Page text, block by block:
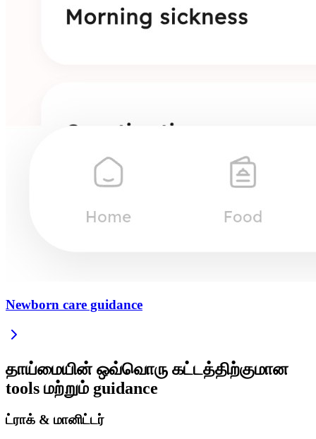
Newborn care guidance
தாய்மையின் ஒவ்வொரு கட்டத்திற்குமான
tools மற்றும் guidance
ட்ராக் & மானிட்டர்